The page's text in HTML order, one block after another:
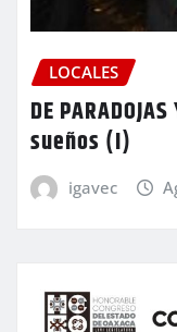
LOCALES
DE
sueños (I)
igavec